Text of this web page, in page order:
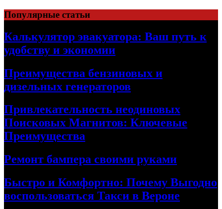
Skip
to
content
Популярные статьи
Калькулятор эвакуатора: Ваш путь к
удобству и экономии
Преимущества бензиновых и
дизельных генераторов
Привлекательность неодиновых
Поисковых Магнитов: Ключевые
Преимущества
Ремонт бампера своими руками
Быстро и Комфортно: Почему Выгодно
воспользоваться Такси в Вероне